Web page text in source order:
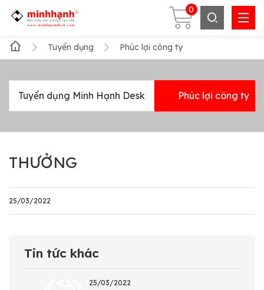
0
Tuyển dụng Phúc lợi công ty
Tuyển dụng Minh Hạnh Desk Phúc lợi công ty
THƯỞNG
25/03/2022
Tin tức khác
25/03/2022